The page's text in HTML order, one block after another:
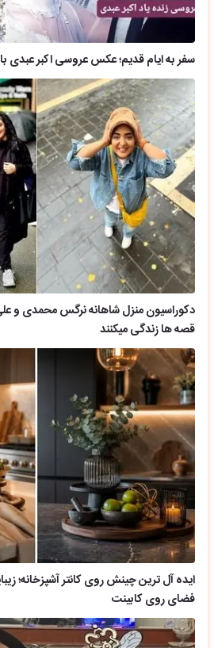
سفر به ایام قدیم؛ عکس عروسی اکبر عبدی با
دکوراسیون منزل شاهانه نرگس محمدی و
قصه ها زندگی میکنند
ایده آل ترین چینش روی کانتر آشپزخانه؛
فضای روی کابینت